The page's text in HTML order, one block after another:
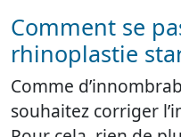
Comment se
rhinoplastie
Comme
souhaitez corriger